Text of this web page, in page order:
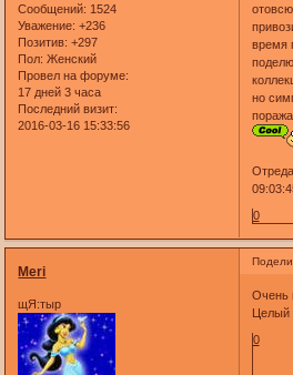
Сообщений: 1524
Уважение: +236
Позитив: +297
Пол: Женский
Провел на форуме:
17 дней 3 часа
Последний визит:
2016-03-16 15:33:56
время
но
0
Meri
щЯ:тыр
Очень
Целый
0